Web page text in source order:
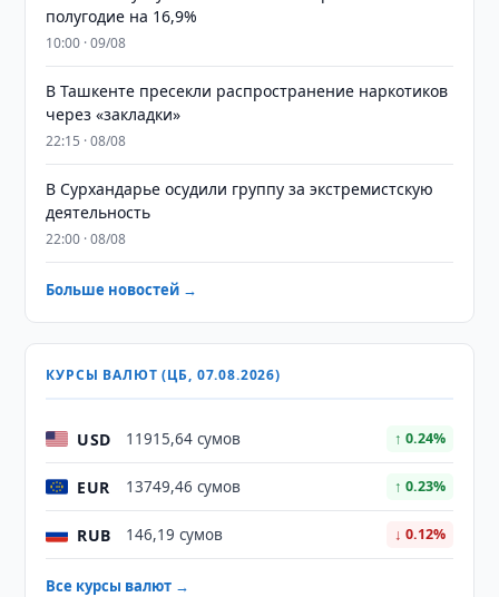
полугодие на 16,9%
10:00 · 09/08
В Ташкенте пресекли распространение наркотиков
через «закладки»
22:15 · 08/08
В Сурхандарье осудили группу за экстремистскую
деятельность
22:00 · 08/08
Больше новостей →
КУРСЫ ВАЛЮТ (ЦБ, 07.08.2026)
USD 11915,64 сумов ↑ 0.24%
EUR 13749,46 сумов ↑ 0.23%
RUB 146,19 сумов ↓ 0.12%
Все курсы валют →